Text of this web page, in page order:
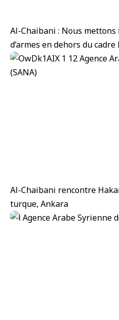
Al-Chaibani : Nous
d’armes en dehors du cadre
Al-Chaibani rencontre
turque, Ankara